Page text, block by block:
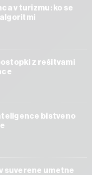
v turizmu: ko se
z rešitvami
bistveno
suverene umetne